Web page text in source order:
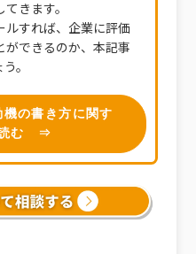
きます。
ルすれば、企業に評価
ができるのか、本記事
。
の書き方に関す
読む ⇒